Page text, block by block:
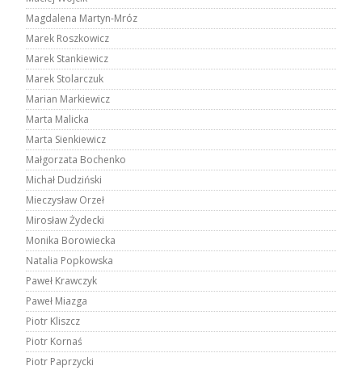
Magdalena Martyn-Mróz
Marek Roszkowicz
Marek Stankiewicz
Marek Stolarczuk
Marian Markiewicz
Marta Malicka
Marta Sienkiewicz
Małgorzata Bochenko
Michał Dudziński
Mieczysław Orzeł
Mirosław Żydecki
Monika Borowiecka
Natalia Popkowska
Paweł Krawczyk
Paweł Miazga
Piotr Kliszcz
Piotr Kornaś
Piotr Paprzycki